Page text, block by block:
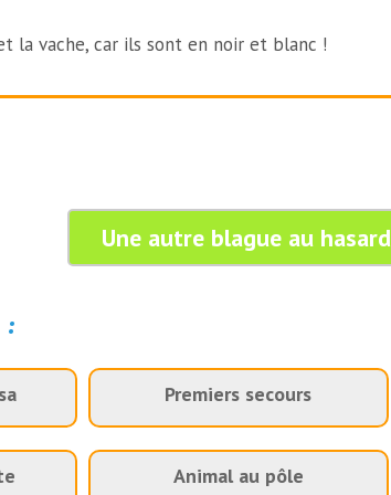
la vache, car ils sont en noir et blanc !
Une autre blague au hasard
:
Premiers secours
Animal au pôle